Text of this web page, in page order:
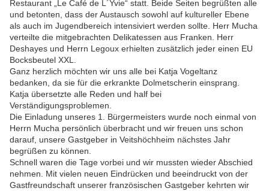
Restaurant „Le Café de L´Yvie“ statt. Beide Seiten begrüßten alle
und betonten, dass der Austausch sowohl auf kultureller Ebene
als auch im Jugendbereich intensiviert werden sollte. Herr Mucha
verteilte die mitgebrachten Delikatessen aus Franken. Herr
Deshayes und Herrn Legoux erhielten zusätzlich jeder einen EU
Bocksbeutel XXL.
Ganz herzlich möchten wir uns alle bei Katja Vogeltanz
bedanken, da sie für die erkrankte Dolmetscherin einsprang.
Katja übersetzte alle Reden und half bei
Verständigungsproblemen.
Die Einladung unseres 1. Bürgermeisters wurde noch einmal von
Herrn Mucha persönlich überbracht und wir freuen uns schon
darauf, unsere Gastgeber in Veitshöchheim nächstes Jahr
begrüßen zu können.
Schnell waren die Tage vorbei und wir mussten wieder Abschied
nehmen. Mit vielen neuen Eindrücken und beeindruckt von der
Gastfreundschaft unserer französischen Gastgeber kehrten wir